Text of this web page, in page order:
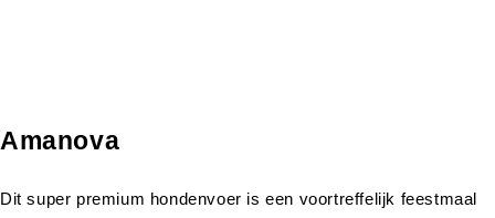
Amanova
Dit super premium hondenvoer is een voortreffelijk feestmaal